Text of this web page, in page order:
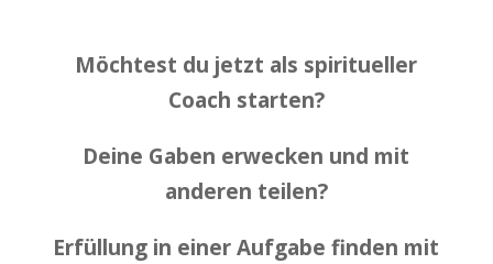
Möchtest du jetzt als spiritueller
Coach starten?
Deine Gaben erwecken und mit
anderen teilen?
Erfüllung in einer Aufgabe finden mit